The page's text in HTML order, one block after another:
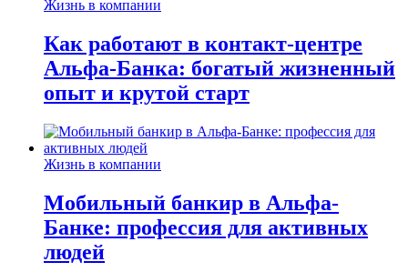
Жизнь в компании
Как работают в контакт-центре
Альфа-Банка: богатый жизненный
опыт и крутой старт
Жизнь в компании
Мобильный банкир в Альфа-
Банке: профессия для активных
людей